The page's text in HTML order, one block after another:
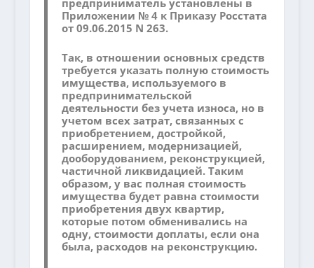
предприниматель установлены в
Приложении № 4 к Приказу Росстата
от 09.06.2015 N 263.
Так, в отношении основных средств
требуется указать полную стоимость
имущества, используемого в
предпринимательской
деятельности без учета износа, но в
учетом всех затрат, связанных с
приобретением, достройкой,
расширением, модернизацией,
дооборудованием, реконструкцией,
частичной ликвидацией. Таким
образом, у вас полная стоимость
имущества будет равна стоимости
приобретения двух квартир,
которые потом обменивались на
одну, стоимости доплаты, если она
была, расходов на реконструкцию.